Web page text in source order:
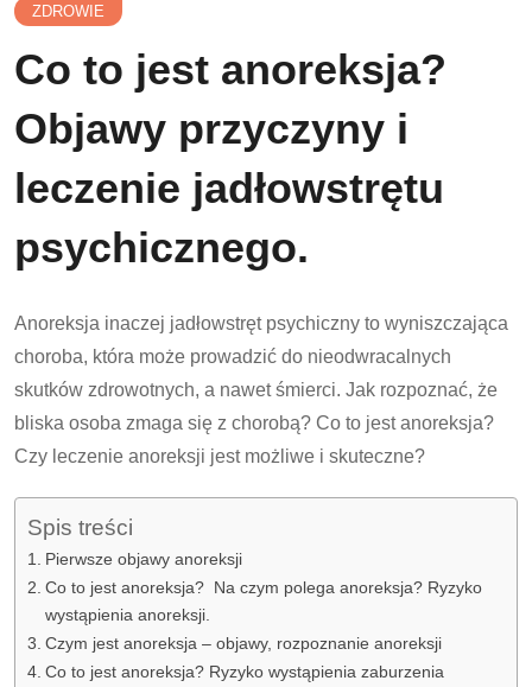
ZDROWIE
Co to jest anoreksja?
Objawy przyczyny i
leczenie jadłowstrętu
psychicznego.
Anoreksja inaczej jadłowstręt psychiczny to wyniszczająca
choroba, która może prowadzić do nieodwracalnych
skutków zdrowotnych, a nawet śmierci. Jak rozpoznać, że
bliska osoba zmaga się z chorobą? Co to jest anoreksja?
Czy leczenie anoreksji jest możliwe i skuteczne?
Spis treści
Pierwsze objawy anoreksji
Co to jest anoreksja? Na czym polega anoreksja? Ryzyko
wystąpienia anoreksji.
Czym jest anoreksja – objawy, rozpoznanie anoreksji
Co to jest anoreksja? Ryzyko wystąpienia zaburzenia